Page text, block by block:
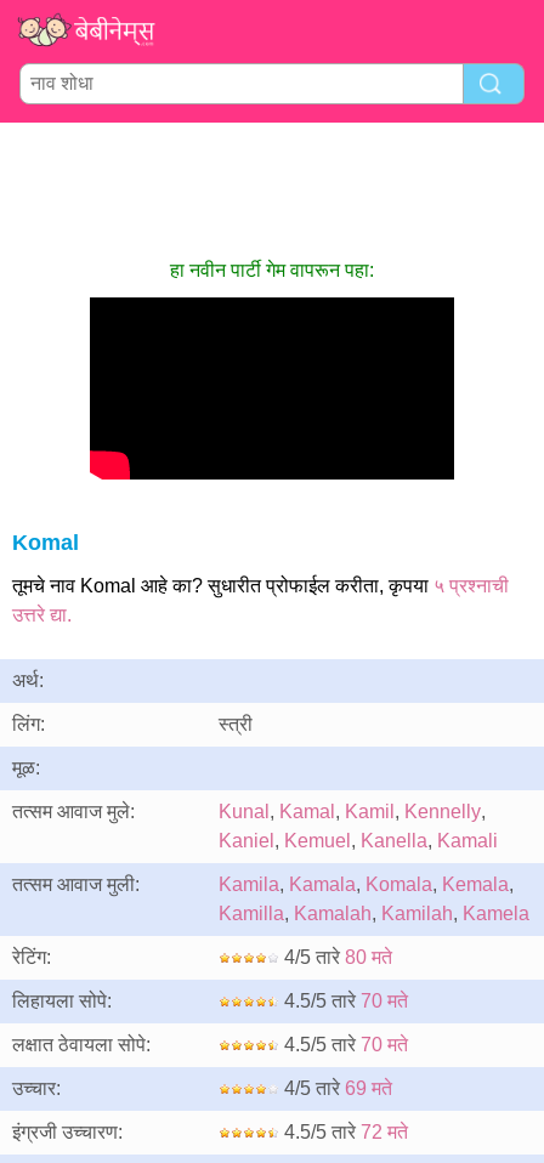
हा नवीन पार्टी गेम वापरून पहा:
Komal
तूमचे नाव Komal आहे का? सुधारीत प्रोफाईल करीता, कृपया ५ प्रश्नाची
उत्तरे द्या.
अर्थ:
लिंग: स्त्री
मूळ:
तत्सम आवाज मुले: Kunal , Kamal , Kamil , Kennelly,
Kaniel , Kemuel , Kanella, Kamali
तत्सम आवाज मुली: Kamila, Kamala, Komala, Kemala,
Kamilla, Kamalah, Kamilah, Kamela
रेटिंग: 4/5 तारे 80 मते
लिहायला सोपे: 4.5/5 तारे 70 मते
लक्षात ठेवायला सोपे: 4.5/5 तारे 70 मते
उच्चार: 4/5 तारे 69 मते
इंग्रजी उच्चारण: 4.5/5 तारे 72 मते